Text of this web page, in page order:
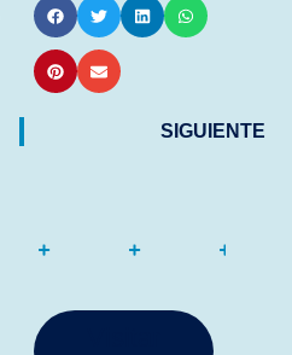
SIGUIENTE